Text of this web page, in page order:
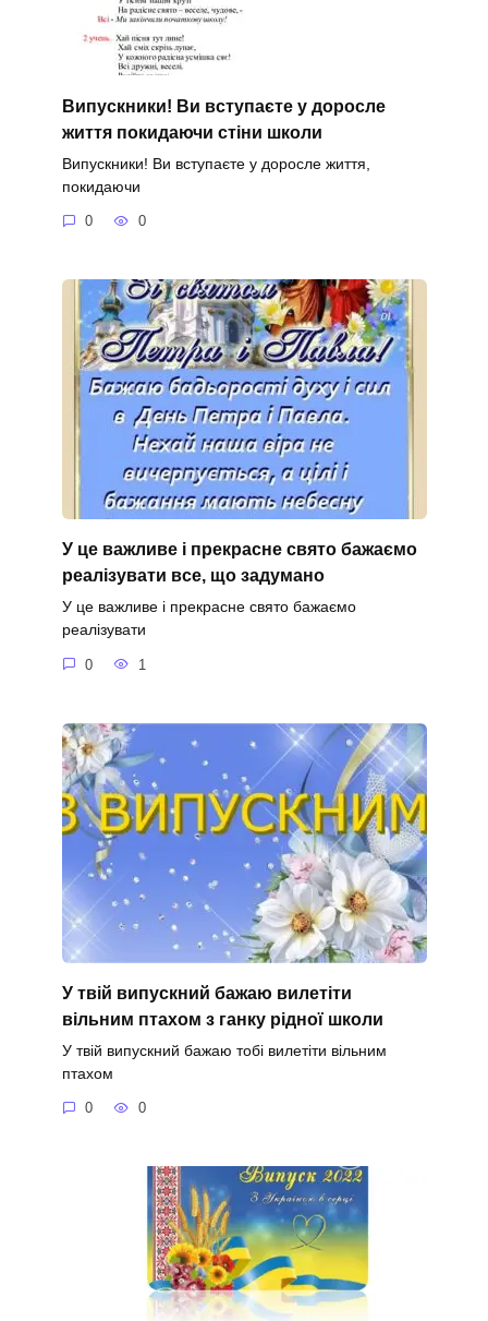
Випускники! Ви вступаєте у доросле
життя покидаючи стіни школи
Випускники! Ви вступаєте у доросле життя,
покидаючи
0 0
У це важливе і прекрасне свято бажаємо
реалізувати все, що задумано
У це важливе і прекрасне свято бажаємо
реалізувати
0 1
У твій випускний бажаю вилетіти
вільним птахом з ганку рідної школи
У твій випускний бажаю тобі вилетіти вільним
птахом
0 0